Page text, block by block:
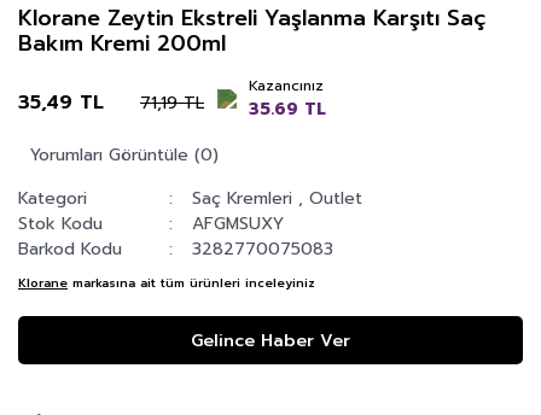
Klorane Zeytin Ekstreli Yaşlanma Karşıtı Saç
Bakım Kremi 200ml
35,49 TL 71,19 TL
Kazancınız
35.69 TL
Yorumları Görüntüle (0)
Kategori
Saç Kremleri ,Outlet
Stok Kodu
AFGMSUXY
Barkod Kodu
3282770075083
Klorane markasına ait tüm ürünleri inceleyiniz
Gelince Haber Ver